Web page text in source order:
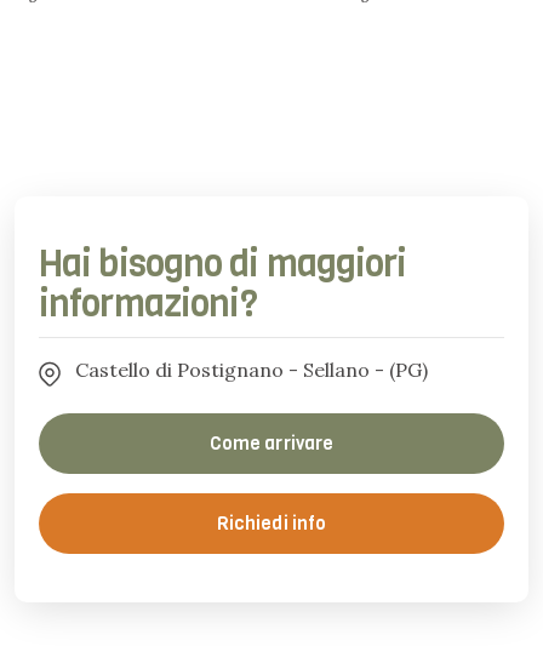
Hai bisogno di maggiori
informazioni?
Castello di Postignano - Sellano - (PG)
Come arrivare
Richiedi info